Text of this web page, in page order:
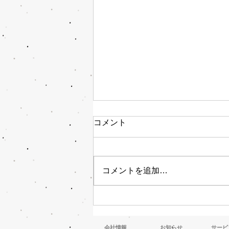
中学生 職場体験
コメント
コメントを追加…
会社情報 お知らせ サービ